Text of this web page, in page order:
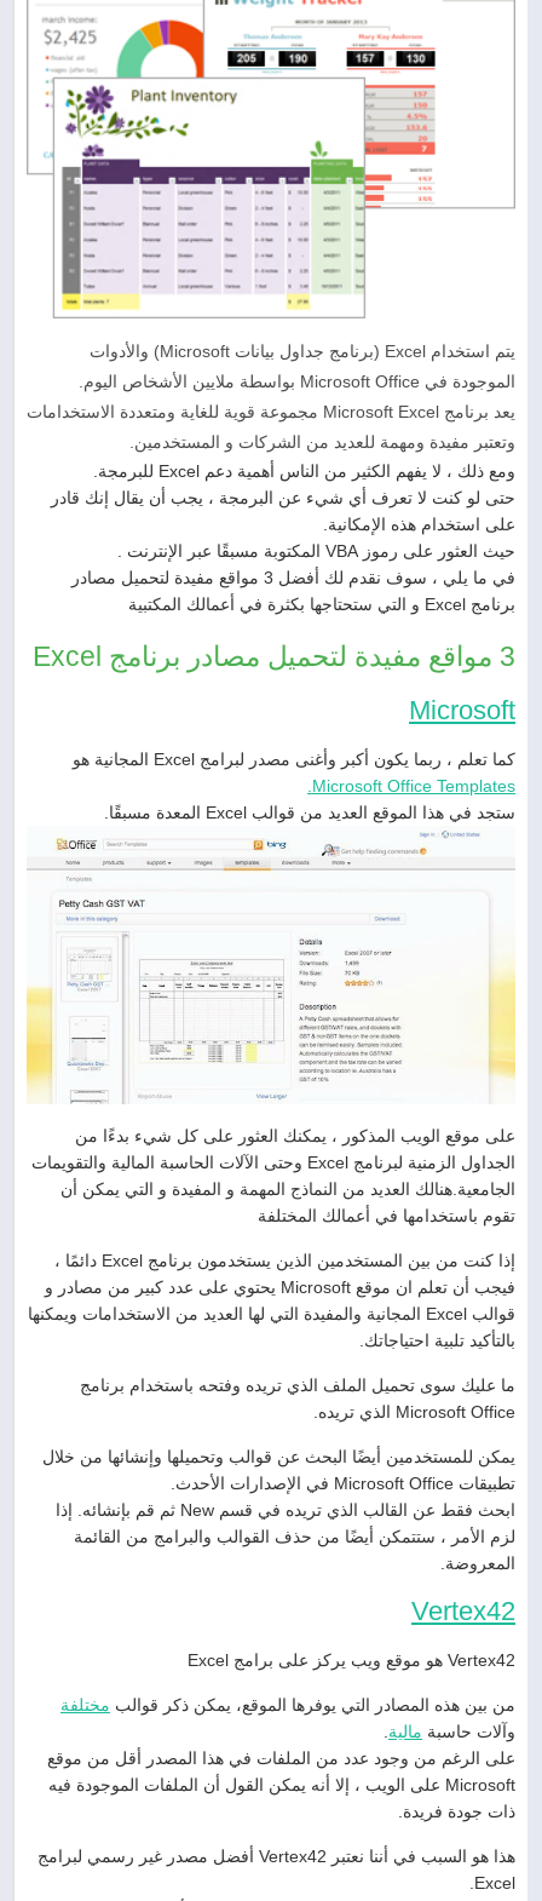
يتم استخدام Excel (برنامج جداول بيانات Microsoft) والأدوات
الموجودة في Microsoft Office بواسطة ملايين الأشخاص اليوم.
يعد برنامج Microsoft Excel مجموعة قوية للغاية ومتعددة الاستخدامات
وتعتبر مفيدة ومهمة للعديد من الشركات و المستخدمين.
ومع ذلك ، لا يفهم الكثير من الناس أهمية دعم Excel للبرمجة.
حتى لو كنت لا تعرف أي شيء عن البرمجة ، يجب أن يقال إنك قادر
على استخدام هذه الإمكانية.
حيث العثور على رموز VBA المكتوبة مسبقًا عبر الإنترنت .
في ما يلي ، سوف نقدم لك أفضل 3 مواقع مفيدة لتحميل مصادر
برنامج Excel و التي ستحتاجها بكثرة في أعمالك المكتبية
3 مواقع مفيدة لتحميل مصادر برنامج Excel
Microsoft
كما تعلم ، ربما يكون أكبر وأغنى مصدر لبرامج Excel المجانية هو
Microsoft Office Templates.
ستجد في هذا الموقع العديد من قوالب Excel المعدة مسبقًا.
على موقع الويب المذكور ، يمكنك العثور على كل شيء بدءًا من
الجداول الزمنية لبرنامج Excel وحتى الآلات الحاسبة المالية والتقويمات
الجامعية.هنالك العديد من النماذج المهمة و المفيدة و التي يمكن أن
تقوم باستخدامها في أعمالك المختلفة
إذا كنت من بين المستخدمين الذين يستخدمون برنامج Excel دائمًا ،
فيجب أن تعلم ان موقع Microsoft يحتوي على عدد كبير من مصادر و
قوالب Excel المجانية والمفيدة التي لها العديد من الاستخدامات ويمكنها
بالتأكيد تلبية احتياجاتك.
ما عليك سوى تحميل الملف الذي تريده وفتحه باستخدام برنامج
Microsoft Office الذي تريده.
يمكن للمستخدمين أيضًا البحث عن قوالب وتحميلها وإنشائها من خلال
تطبيقات Microsoft Office في الإصدارات الأحدث.
ابحث فقط عن القالب الذي تريده في قسم New ثم قم بإنشائه. إذا
لزم الأمر ، ستتمكن أيضًا من حذف القوالب والبرامج من القائمة
المعروضة.
Vertex42
Vertex42 هو موقع ويب يركز على برامج Excel
من بين هذه المصادر التي يوفرها الموقع، يمكن ذكر قوالب مختلفة
وآلات حاسبة مالية
على الرغم من وجود عدد من الملفات في هذا المصدر أقل من موقع
Microsoft على الويب ، إلا أنه يمكن القول أن الملفات الموجودة فيه
ذات جودة فريدة.
هذا هو السبب في أننا نعتبر Vertex42 أفضل مصدر غير رسمي لبرامج
Excel.